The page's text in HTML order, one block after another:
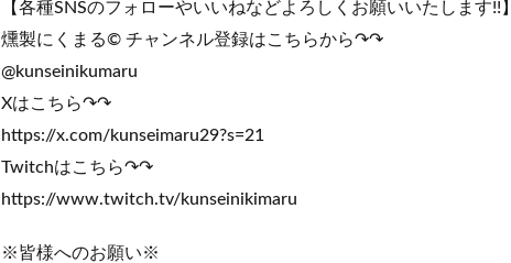
【各種SNSのフォローやいいねなどよろしくお願いいたします!!】
燻製にくまる© チャンネル登録はこちらから↷↷
@kunseinikumaru
Xはこちら↷↷
https://x.com/kunseimaru29?s=21
Twitchはこちら↷↷
https://www.twitch.tv/kunseinikimaru
※皆様へのお願い※